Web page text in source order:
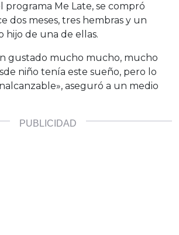
programa Me Late, se compró
dos meses, tres hembras y un
de una de ellas.
gustado mucho mucho, mucho
niño tenía este sueño, pero lo
aseguró a un medio